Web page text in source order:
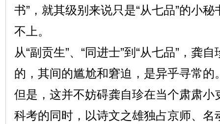
书”，就其级别来说只是“从七品”的小
不上。
从“副贡生”、“同进士”到“从七品”，龚
的，其间的尴尬和窘迫，是异乎寻常的
但是，这并不妨碍龚自珍在当个肃肃小
科考的同时，以诗文之雄独占京师、名